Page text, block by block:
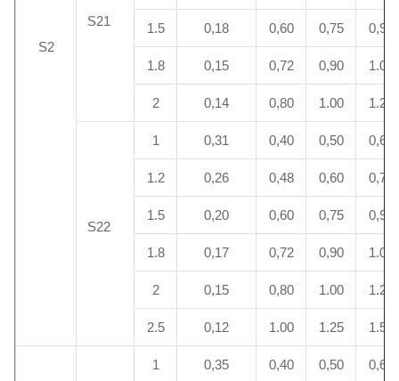
S2
S21 1.5 0,18 0,60 0,75 0,90
1.8 0,15 0,72 0,90 1.08
2 0,14 0,80 1.00 1.20
S22
1 0,31 0,40 0,50 0,60
1.2 0,26 0,48 0,60 0,72
1.5 0,20 0,60 0,75 0,90
1.8 0,17 0,72 0,90 1.08
2 0,15 0,80 1.00 1.20
2.5 0,12 1.00 1.25 1.50
1 0,35 0,40 0,50 0,60